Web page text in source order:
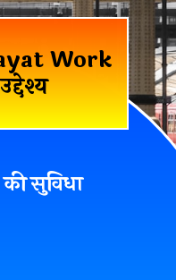
Work
सुविधा